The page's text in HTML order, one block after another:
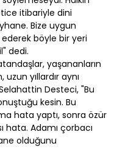
itibariyle dini
Bize uygun
böyle bir yeri
dedi.
yaşananların
yıllardır aynı
Desteci, "Bu
kesin. Bu
hata yaptı, sonra özür
hata. Adamı çorbacı
olduğunu